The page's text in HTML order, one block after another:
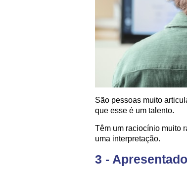
São pessoas muito
que esse é um talento.
Têm um raciocínio muito
uma interpretação.
3 -